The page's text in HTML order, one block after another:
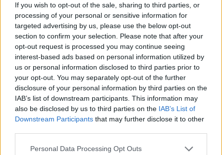
If you wish to opt-out of the sale, sharing to third parties, or
processing of your personal or sensitive information for
targeted advertising by us, please use the below opt-out
section to confirm your selection. Please note that after your
opt-out request is processed you may continue seeing
interest-based ads based on personal information utilized by
us or personal information disclosed to third parties prior to
your opt-out. You may separately opt-out of the further
disclosure of your personal information by third parties on the
IAB’s list of downstream participants. This information may
also be disclosed by us to third parties on the IAB’s List of
Downstream Participants that may further disclose it to other
Please note that this website/app uses one or more Google
Personal Data Processing Opt Outs
που έρχονται στο φως της δημοσιότητας
από το κοσμικό δείπνο που έγινε στην
αίθουσα τωνΓλυπτών του Παρθενώνα.Η
εκπομπή «10 παντού» τουOPENπαρουσίασε
φωτογραφίες από το Pink Ballκαι ανάμεσά
σε αυτές είναι και μια που εικονίζεται μια
γυναίκα να κάθεται δίπλα από άγαλμα και να
αφήνει το ποτό της στη βάση του Γλυπτού
σα να είναι σταντ!